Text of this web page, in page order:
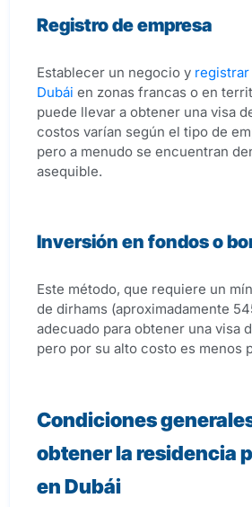
Registro de empresa
Establecer un negocio y registrar
Dubái en zonas francas o en
puede llevar a obtener una visa
costos varían según el tipo de
pero a menudo se encuentran
asequible.
Inversión en fondos o
Este método, que requiere un
de dirhams (aproximadamente
adecuado para obtener una visa
pero por su alto costo es menos
Condiciones
obtener la residencia
en Dubái